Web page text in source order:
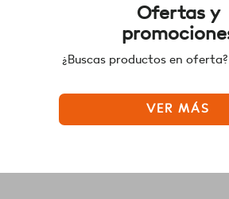
Ofertas y
¿Buscas productos en
VER MÁS